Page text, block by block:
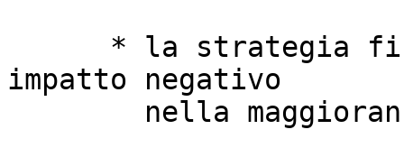
impatto negativo